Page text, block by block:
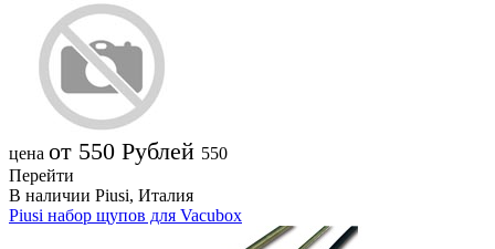
цена от 550 Рублей 550
Перейти
В наличии Piusi, Италия
Piusi набор щупов для Vacubox